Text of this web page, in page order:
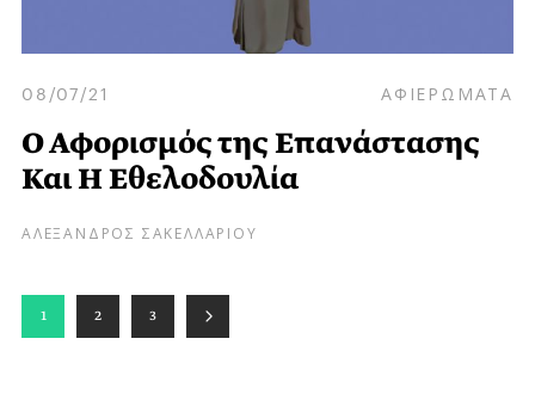
08/07/21 ΑΦΙΕΡΩΜΑΤΑ
Ο Αφορισμός της Επανάστασης
Και Η Εθελοδουλία
ΑΛΕΞΑΝΔΡΟΣ ΣΑΚΕΛΛΑΡΙΟΥ
1 2 3